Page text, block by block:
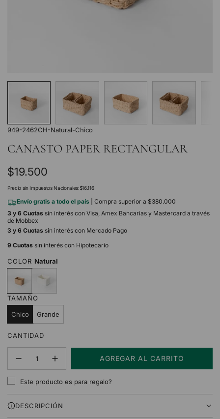
949-2462CH-Natural-Chico
CANASTO PAPER RECTANGULAR
Precio
regular
$19.500
Precio sin Impuestos Nacionales:$16.116
Envío gratis a todo el país
| Compra superior a $380.000
3 y 6 Cuotas sin interés con Visa, Amex Bancarias y Mastercard a través
de Mobbex
3 y 6 Cuotas sin interés con Mercado Pago
9 Cuotas sin interés con Hipotecario
COLOR Natural
a
t
u
r
a
l
a
c
o
TAMAÑO
Chico Grande
CANTIDAD
AGREGAR AL CARRITO
C
G
N
Este producto es para regalo?
DESCRIPCIÓN